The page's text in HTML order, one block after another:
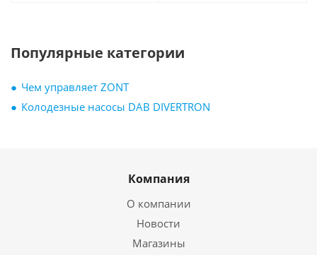
Популярные категории
Чем управляет ZONT
Колодезные насосы DAB DIVERTRON
Компания
О компании
Новости
Магазины